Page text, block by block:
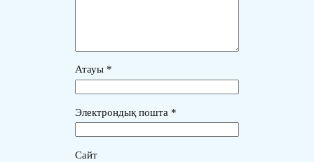
Атауы *
Электрондық пошта *
Сайт